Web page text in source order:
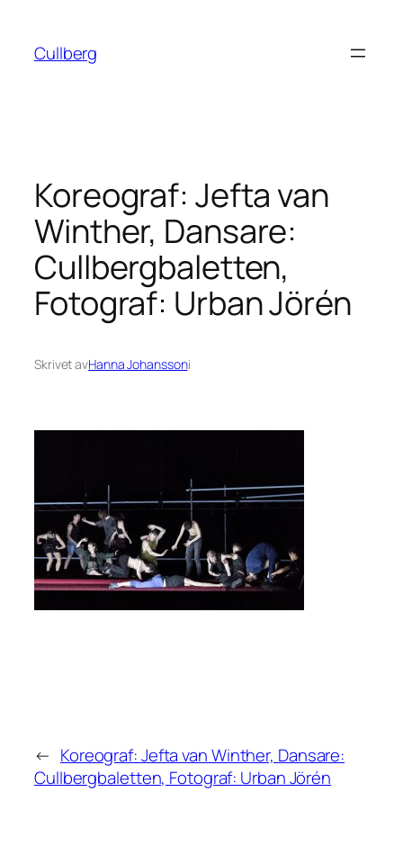
innehåll
Cullberg
Koreograf: Jefta van
Winther, Dansare:
Cullbergbaletten,
Fotograf: Urban Jörén
Skrivet avHanna Johanssoni
← Koreograf: Jefta van Winther, Dansare:
Cullbergbaletten, Fotograf: Urban Jörén